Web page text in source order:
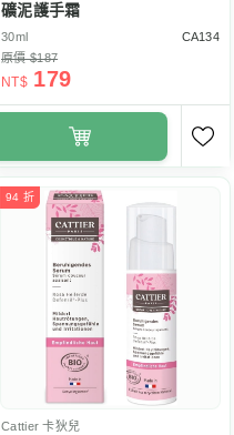
礦泥護手霜
30ml
CA134
原價 $187
NT$ 179
94 折
Cattier 卡狄兒